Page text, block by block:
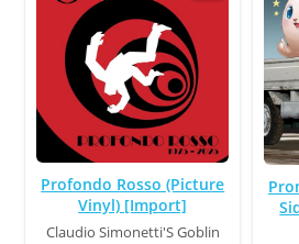
Profondo Rosso (Picture
Vinyl) [Import]
Claudio Simonetti'S Goblin